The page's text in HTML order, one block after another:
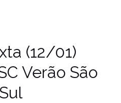
(12/01)
Verão São